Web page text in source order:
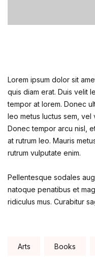
Lorem ipsum dolor sit
quis diam erat. Duis velit
tempor at lorem. Donec
leo metus luctus sem, vel
Donec tempor arcu nisl,
at rutrum leo. Mauris
rutrum vulputate enim.
Pellentesque sodales
natoque penatibus et
ridiculus mus. Curabitur
Tags:
Arts Books